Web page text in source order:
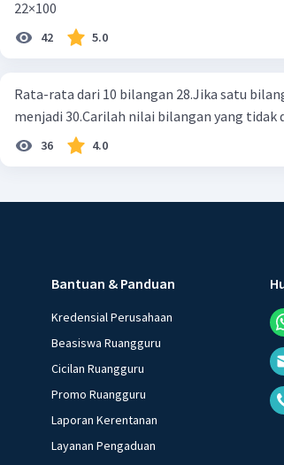
22×100
42 5.0
Rata-rata dari 10 bilangan 28.Jika satu
menjadi 30.Carilah nilai bilangan yang
36 4.0
Bantuan & Panduan
Kredensial Perusahaan
Beasiswa Ruangguru
Cicilan Ruangguru
Promo Ruangguru
Laporan Kerentanan
Layanan Pengaduan